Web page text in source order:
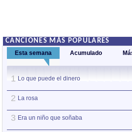
CANCIONES MÁS POPULARES
Esta semana Acumulado
1 Lo que puede el dinero
2 La rosa
3 Era un niño que soñaba